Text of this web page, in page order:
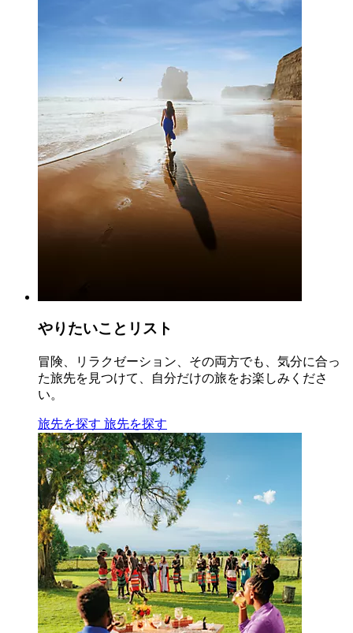
やりたいことリスト
冒険、リラクゼーション、その両方でも、気分に合っ
た旅先を見つけて、自分だけの旅をお楽しみくださ
い。
旅先を探す 旅先を探す